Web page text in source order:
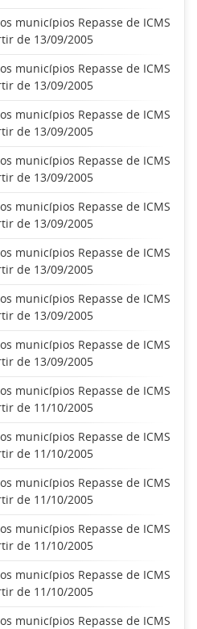
municípios Repasse de ICMS
de 13/09/2005
municípios Repasse de ICMS
de 13/09/2005
municípios Repasse de ICMS
de 13/09/2005
municípios Repasse de ICMS
de 13/09/2005
municípios Repasse de ICMS
de 13/09/2005
municípios Repasse de ICMS
de 13/09/2005
municípios Repasse de ICMS
de 13/09/2005
municípios Repasse de ICMS
de 13/09/2005
municípios Repasse de ICMS
de 11/10/2005
municípios Repasse de ICMS
de 11/10/2005
municípios Repasse de ICMS
de 11/10/2005
municípios Repasse de ICMS
de 11/10/2005
municípios Repasse de ICMS
de 11/10/2005
municípios Repasse de ICMS